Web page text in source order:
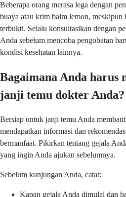
Beberapa orang merasa lega dengan
buaya atau krim balm lemon, meskipun
terbukti. Selalu konsultasikan dengan
Anda sebelum mencoba pengobatan
kondisi kesehatan lainnya.
Bagaimana Anda harus
janji temu dokter Anda?
Bersiap untuk janji temu Anda
mendapatkan informasi dan
bermanfaat. Pikirkan tentang gejala
yang ingin Anda ajukan sebelumnya.
Sebelum kunjungan Anda, catat:
Kapan gejala Anda dimulai dan